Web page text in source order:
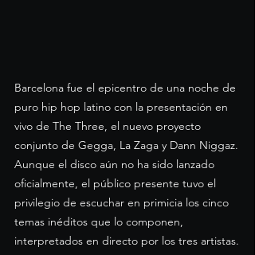
Barcelona fue el epicentro de una noche de
puro hip hop latino con la presentación en
vivo de The Three, el nuevo proyecto
conjunto de Gegga, La Zaga y Dann Niggaz.
Aunque el disco aún no ha sido lanzado
oficialmente, el público presente tuvo el
privilegio de escuchar en primicia los cinco
temas inéditos que lo componen,
interpretados en directo por los tres artistas.